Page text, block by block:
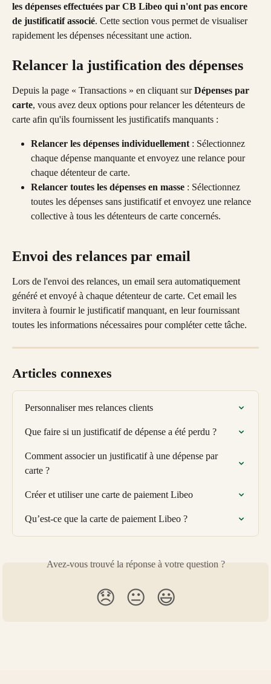
les dépenses effectuées par CB Libeo qui n'ont pas encore
de justificatif associé. Cette section vous permet de visualiser
rapidement les dépenses nécessitant une action.
Relancer la justification des dépenses
Depuis la page « Transactions » en cliquant sur Dépenses par
carte, vous avez deux options pour relancer les détenteurs de
carte afin qu'ils fournissent les justificatifs manquants :
Relancer les dépenses individuellement : Sélectionnez
chaque dépense manquante et envoyez une relance pour
chaque détenteur de carte.
Relancer toutes les dépenses en masse : Sélectionnez
toutes les dépenses sans justificatif et envoyez une relance
collective à tous les détenteurs de carte concernés.
Envoi des relances par email
Lors de l'envoi des relances, un email sera automatiquement
généré et envoyé à chaque détenteur de carte. Cet email les
invitera à fournir le justificatif manquant, en leur fournissant
toutes les informations nécessaires pour compléter cette tâche.
Articles connexes
Personnaliser mes relances clients
Que faire si un justificatif de dépense a été perdu ?
Comment associer un justificatif à une dépense par
carte ?
Créer et utiliser une carte de paiement Libeo
Qu’est-ce que la carte de paiement Libeo ?
Avez-vous trouvé la réponse à votre question ?
😞 😐 😃